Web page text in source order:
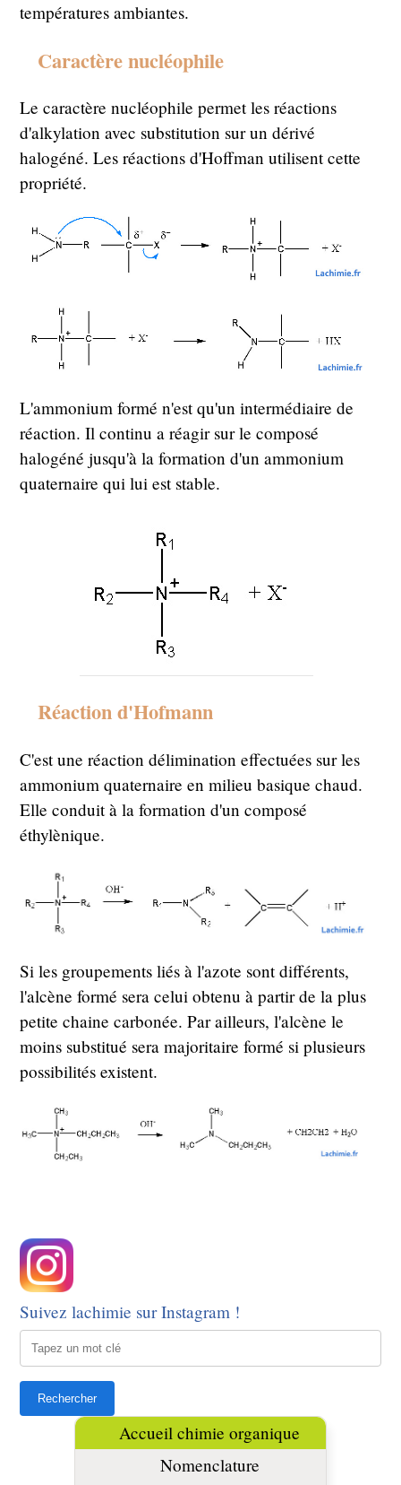
températures ambiantes.
Caractère nucléophile
Le caractère nucléophile permet les réactions
d'alkylation avec substitution sur un dérivé
halogéné. Les réactions d'Hoffman utilisent cette
propriété.
L'ammonium formé n'est qu'un intermédiaire de
réaction. Il continu a réagir sur le composé
halogéné jusqu'à la formation d'un ammonium
quaternaire qui lui est stable.
Réaction d'Hofmann
C'est une réaction délimination effectuées sur les
ammonium quaternaire en milieu basique chaud.
Elle conduit à la formation d'un composé
éthylènique.
Si les groupements liés à l'azote sont différents,
l'alcène formé sera celui obtenu à partir de la plus
petite chaine carbonée. Par ailleurs, l'alcène le
moins substitué sera majoritaire formé si plusieurs
possibilités existent.
Suivez lachimie sur Instagram !
Accueil chimie organique
Nomenclature